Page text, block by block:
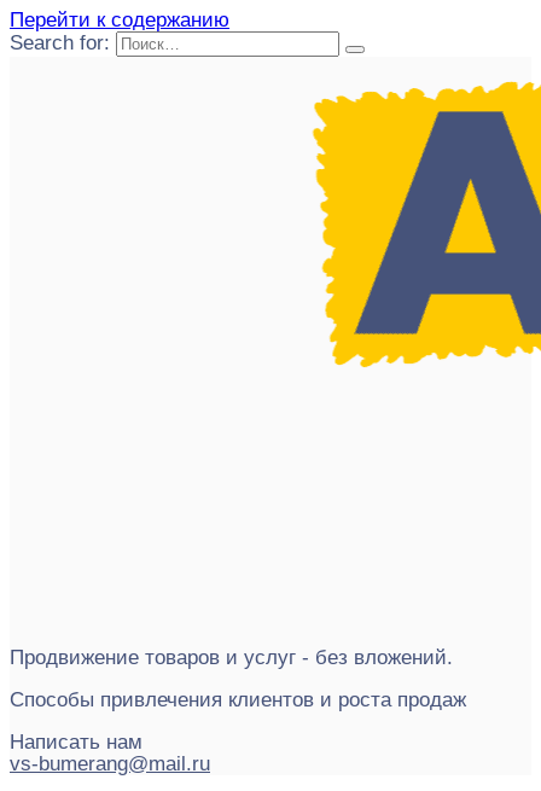
Перейти к содержанию
Search for:
Продвижение товаров и услуг - без вложений.
Способы привлечения клиентов и роста продаж
Написать нам
vs-bumerang@mail.ru